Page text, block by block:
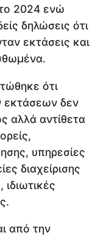
2024 ενώ
δηλώσεις ότι
εκτάσεις και
ότι
εκτάσεων δεν
αλλά αντίθετα
υπηρεσίες
διαχείρισης
από την